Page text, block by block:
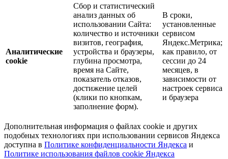
Аналитические
cookie
Сбор и статистический
анализ данных об
использовании Сайта:
количество и источники
визитов, география,
устройства и браузеры,
глубина просмотра,
время на Сайте,
показатель отказов,
достижение целей
(клики по кнопкам,
заполнение форм).
В сроки,
установленные
сервисом
Яндекс.Метрика;
как правило, от
сессии до 24
месяцев, в
зависимости от
настроек сервиса
и браузера
Дополнительная информация о файлах cookie и других
подобных технологиях при использовании сервисов Яндекса
доступна в Политике конфиденциальности Яндекса и
Политике использования файлов cookie Яндекса